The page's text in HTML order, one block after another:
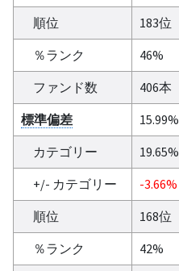
順位
183位
％ランク
46%
ファンド数
406本
標準偏差
15.99%
カテゴリー
19.65%
+/- カテゴリー
-3.66%
順位
168位
％ランク
42%